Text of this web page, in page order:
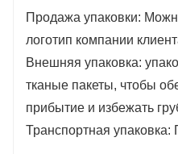
Продажа упаковки:
логотип компании
Внешняя упаковка:
тканые пакеты, чтобы
прибытие и избежать
Транспортная